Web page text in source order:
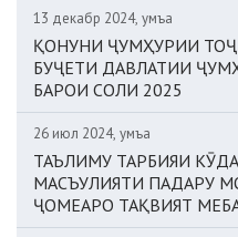
13 декабр 2024, Ҷумъа
ҚОНУНИ ҶУМҲУРИИ
БУҶЕТИ ДАВЛАТИИ
БАРОИ СОЛИ 2025
26 июл 2024, Ҷумъа
ТАЪЛИМУ ТАРБИЯИ
МАСЪУЛИЯТИ ПАДАРУ
ҶОМЕАРО ТАҚВИЯТ